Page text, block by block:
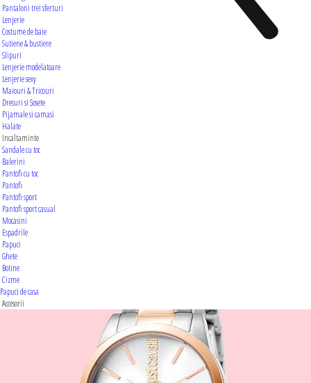
Pantaloni trei sferturi
Lenjerie
Costume de baie
Sutiene & bustiere
Slipuri
Lenjerie modelatoare
Lenjerie sexy
Maiouri & Tricouri
Dresuri si Sosete
Pijamale si camasi
Halate
Incaltaminte
Sandale cu toc
Balerini
Pantofi cu toc
Pantofi
Pantofi sport
Pantofi sport casual
Mocasini
Espadrile
Papuci
Ghete
Botine
Cizme
Papuci de casa
Accesorii